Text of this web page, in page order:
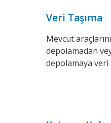
Veri Taşıma
Mevcut
depolamadan
depolamaya veri